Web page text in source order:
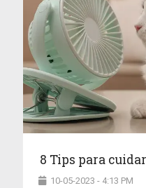
8 Tips para cuidar
10-05-2023 - 4:13 PM